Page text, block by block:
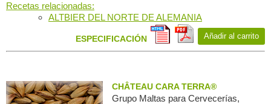
Recetas relacionadas:
ALTBIER DEL NORTE DE ALEMANIA
ESPECIFICACIÓN Añadir al carrito
CHÂTEAU CARA TERRA®
Grupo Maltas para Сervecerías,